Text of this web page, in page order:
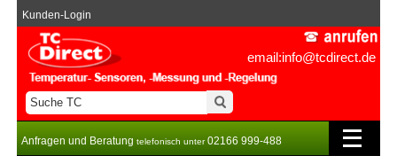
email:info@tcdirect.de
Kunden-Login
Anfragen und Beratung telefonisch unter02166 999-488